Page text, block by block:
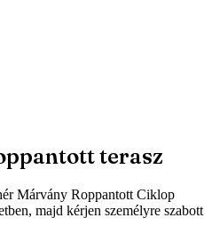
terasz
Márvány Roppantott Ciklop
majd kérjen személyre szabott